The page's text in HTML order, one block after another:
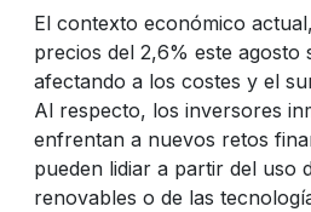
El contexto económico
precios del 2,6% este agosto
afectando a los costes y el
Al respecto, los inversores
enfrentan a nuevos retos
pueden lidiar a partir del uso
renovables o de las